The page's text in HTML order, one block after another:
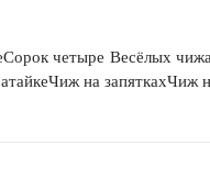
четыре Весёлых
на запяткахЧиж